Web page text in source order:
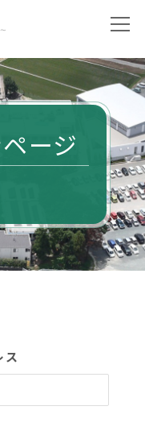
ージ
ス